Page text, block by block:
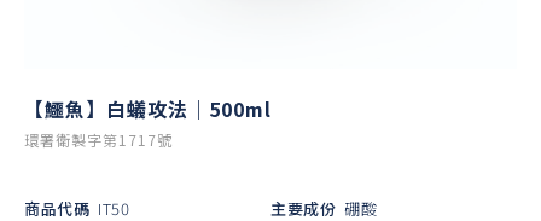
【鱷魚】白蟻攻法｜500ml
環署衛製字第1717號
商品代碼 IT50
主要成份 硼酸